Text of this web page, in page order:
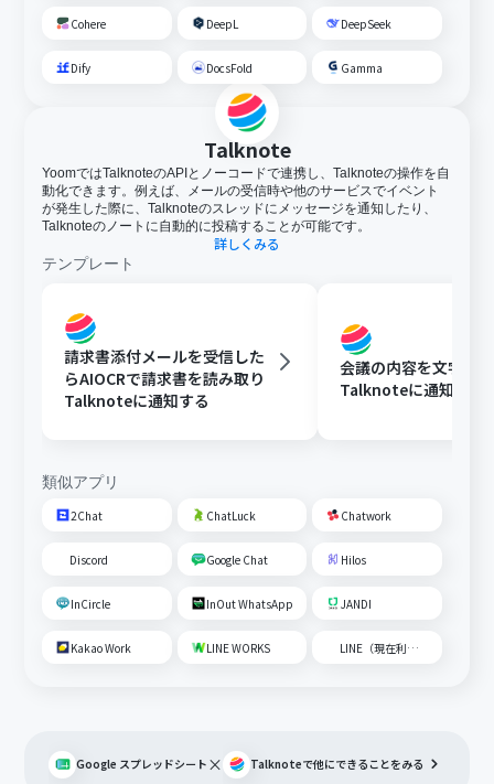
Cohere DeepL DeepSeek
Dify DocsFold Gamma
Talknote
YoomではTalknoteのAPIとノーコードで連携し、Talknoteの操作を自
動化できます。例えば、メールの受信時や他のサービスでイベント
が発生した際に、Talknoteのスレッドにメッセージを通知したり、
Talknoteのノートに自動的に投稿することが可能です。
詳しくみる
テンプレート
請求書添付メールを受信した
らAIOCRで請求書を読み取り
Talknoteに通知する
会議の内容を文字起
Talknoteに通知する
類似アプリ
2Chat ChatLuck Chatwork
Discord Google Chat Hilos
InCircle InOut WhatsApp JANDI
Kakao Work LINE WORKS LINE（現在利用不可）
Google スプレッドシート × Talknoteで他にできることをみる